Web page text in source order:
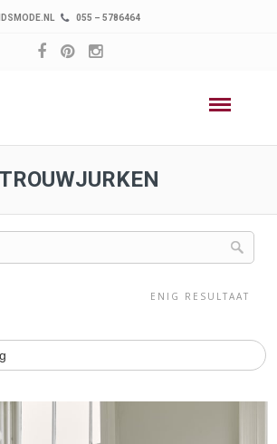
055 – 5786464
TROUWJURKEN
ENIG RESULTAAT